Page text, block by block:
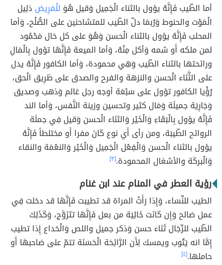
أما الطّيب فَإِنَّهُ يؤول بالثناء الْجَمِيل وَقيل هُوَ للْمَرِيضدَلِيل
الْمَوْت والحنوط وَرُبمَا دلّ الطّيب للمتشاحنين على الصُّلْح، وَأما
المحلب فَإِنَّهُ يؤول بالثناء الْحسن وَهُوَ على كل حَال مَحْمُود
لمن ملكه أَو شمه وَأكل مِنْهُ، وَأما الميعة فَإِنَّهَا تؤول بِالْمَالِ
ورائحتها بالثناء الطّيب وَهِي محمودة، وَأما الكافور فَإِنَّهُ يدل
على الثَّنَاء الْحسن والنزهة والفرح والصدق على طَرِيق الْحق،
رُؤْيا الكافور تؤول على سَبْعَة أوجه رجل عَالم وَذهب وصديق
وَجَارِيَة جميلَة وَمَال كثير وتحسين وزينة النَّفس، وَأما الند
فَإِنَّهُ يؤول بِالْبَقَاءِ وَالْخَيْر وَالثنَاء الْحسن وَقيل فِي جملَة
الروائح الطّيبَة، ومن رأى أَي نوع كَانَ مفرا أَو مختلطاً فَإِنَّهُ
يؤول بالثناء الْحسن وَالْفِعْل الْجَمِيل وَالْخَيْر وَالنعْمَة والنقاء
وَالْبركَة والأشغال المحمودة.[٣]
رؤية العطر في المنام عند ابن غنام
الطيب للنِّسَاء، وَإِذا رَأَتْ المراة قد تطيبت فَإِنَّهَا قد دخلت فِي
عمل صَالح وَإِن كَانَت خَالِيَة من بعل فَإِنَّهَا تتَزَوَّج، وَكَذَلِكَ
الطّيب للرِّجَال ثَنَاء حسن وَذكر جميل واللص وَالْخداع إِذا تطيب
إِمَّا انه يَتُوب ويمسك لِأَن الرَّائِحَة الْحَسَنَة تتمّ على صَاحبهَا أَو
حاملها.[٤]